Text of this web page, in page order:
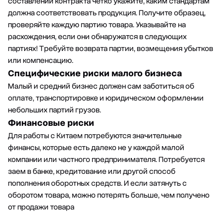
должна соответствовать продукция. Получите образец,
проверяйте каждую партию товара. Указывайте на
расхождения, если они обнаружатся в следующих
партиях! Требуйте возврата партии, возмещения убытков
или компенсацию.
Специфические риски малого бизнеса
Малый и средний бизнес должен сам заботиться об
оплате, транспортировке и юридическом оформлении
небольших партий грузов.
Финансовые риски
Для работы с Китаем потребуются значительные
финансы, которые есть далеко не у каждой малой
компании или частного предпринимателя. Потребуется
заем в банке, кредитование или другой способ
пополнения оборотных средств. И если затянуть с
оборотом товара, можно потерять больше, чем получено
от продажи товара